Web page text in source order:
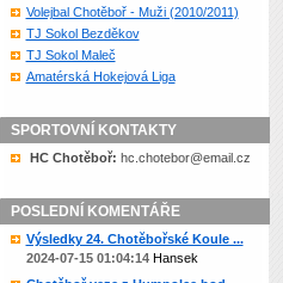
Volejbal Chotěboř - Muži (2010/2011)
TJ Sokol Bezděkov
TJ Sokol Maleč
Amatérská Hokejová Liga
SPORTOVNÍ KONTAKTY
HC Chotěboř: zc.liame@robetohc.ch
POSLEDNÍ KOMENTÁŘE
Výsledky 24. Chotěbořské Koule ...
2024-07-15 01:04:14Hansek